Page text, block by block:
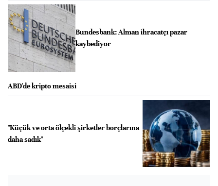
Bundesbank: Alman ihracatçı pazar
kaybediyor
ABD'de kripto mesaisi
"Küçük ve orta ölçekli şirketler borçlarına
daha sadık"